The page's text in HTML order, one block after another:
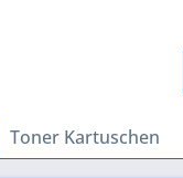
Toner Kartuschen